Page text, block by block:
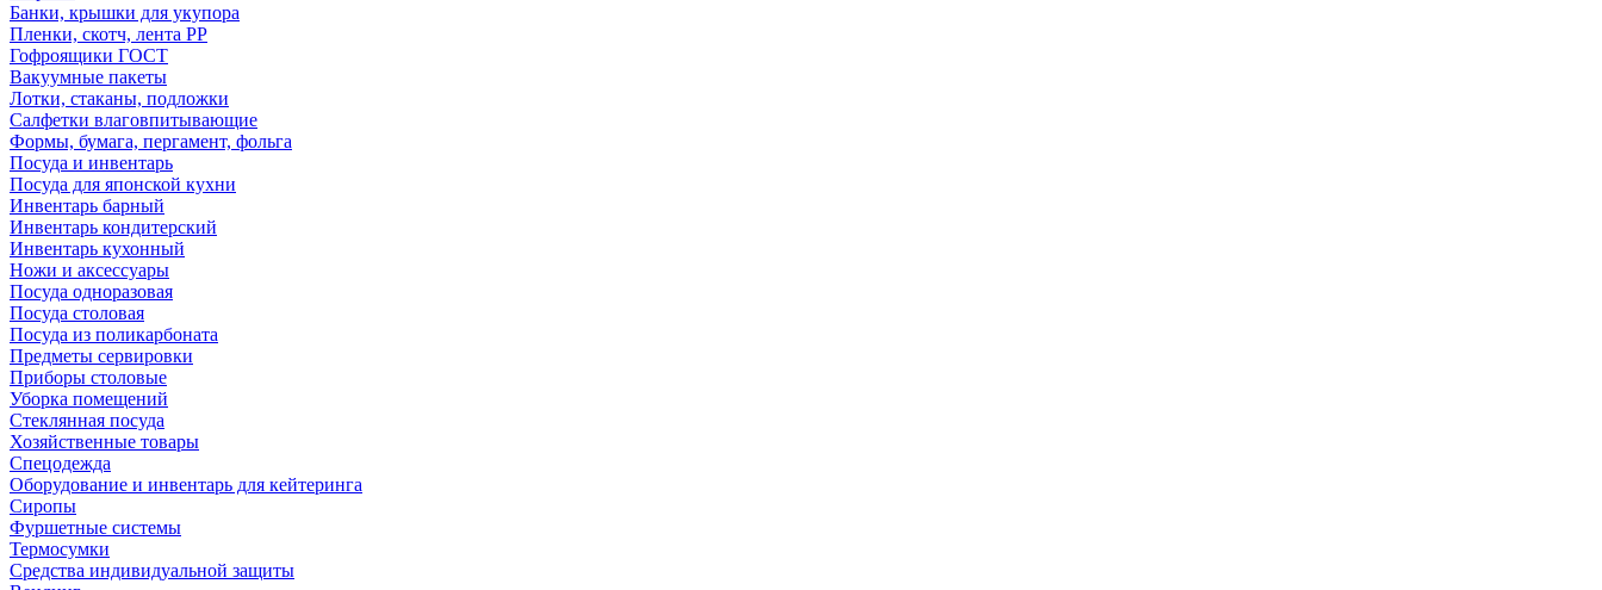
Банки, крышки для укупора
Пленки, скотч, лента РР
Гофроящики ГОСТ
Вакуумные пакеты
Лотки, стаканы, подложки
Салфетки влаговпитывающие
Формы, бумага, пергамент, фольга
Посуда и инвентарь
Посуда для японской кухни
Инвентарь барный
Инвентарь кондитерский
Инвентарь кухонный
Ножи и аксессуары
Посуда одноразовая
Посуда столовая
Посуда из поликарбоната
Предметы сервировки
Приборы столовые
Уборка помещений
Стеклянная посуда
Хозяйственные товары
Спецодежда
Оборудование и инвентарь для кейтеринга
Сиропы
Фуршетные системы
Термосумки
Средства индивидуальной защиты